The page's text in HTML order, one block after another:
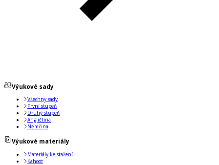
Výukové sady
Všechny sady
První stupeň
Druhý stupeň
Angličtina
Němčina
Výukové materiály
Materiály ke stažení
Kahoot